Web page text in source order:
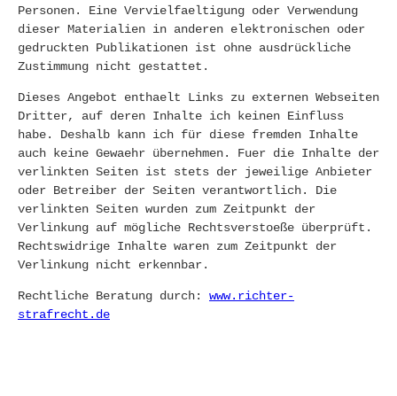
Personen. Eine Vervielfaeltigung oder Verwendung
dieser Materialien in anderen elektronischen oder
gedruckten Publikationen ist ohne ausdrückliche
Zustimmung nicht gestattet.
Dieses Angebot enthaelt Links zu externen Webseiten
Dritter, auf deren Inhalte ich keinen Einfluss
habe. Deshalb kann ich für diese fremden Inhalte
auch keine Gewaehr übernehmen. Fuer die Inhalte der
verlinkten Seiten ist stets der jeweilige Anbieter
oder Betreiber der Seiten verantwortlich. Die
verlinkten Seiten wurden zum Zeitpunkt der
Verlinkung auf mögliche Rechtsverstoeße überprüft.
Rechtswidrige Inhalte waren zum Zeitpunkt der
Verlinkung nicht erkennbar.
Rechtliche Beratung durch: www.richter-
strafrecht.de